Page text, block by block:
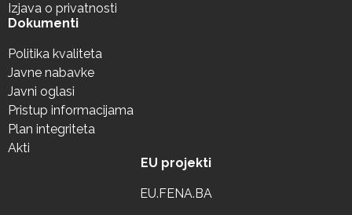
Izjava o privatnosti
Dokumenti
Politika kvaliteta
Javne nabavke
Javni oglasi
Pristup informacijama
Plan integriteta
Akti
EU projekti
EU.FENA.BA